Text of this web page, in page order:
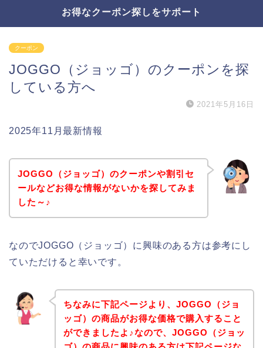
お得なクーポン探しをサポート
クーポン
JOGGO（ジョッゴ）のクーポンを探
している方へ
2021年5月16日
2025年11月最新情報
JOGGO（ジョッゴ）のクーポンや割引セ
ールなどお得な情報がないかを探してみま
した～♪
なのでJOGGO（ジョッゴ）に興味のある方は参考にし
ていただけると幸いです。
ちなみに下記ページより、JOGGO（ジョ
ッゴ）の商品がお得な価格で購入すること
ができましたよ♪なので、JOGGO（ジョッ